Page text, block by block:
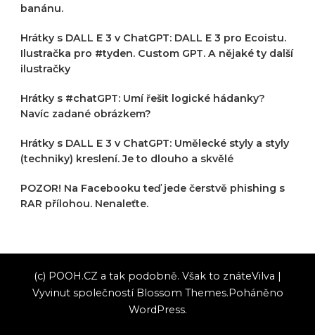
banánu.
Hrátky s DALL E 3 v ChatGPT: DALL E 3 pro Ecoistu.
Ilustračka pro #tyden. Custom GPT. A nějaké ty další
ilustračky
Hrátky s #chatGPT: Umí řešit logické hádanky?
Navíc zadané obrázkem?
Hrátky s DALL E 3 v ChatGPT: Umělecké styly a styly
(techniky) kreslení. Je to dlouho a skvělé
POZOR! Na Facebooku teď jede čerstvě phishing s
RAR přílohou. Nenaleťte.
(c) POOH.CZ a tak podobně. Však to znáteVilva |
Vyvinut společností Blossom Themes.Poháněno
WordPress.